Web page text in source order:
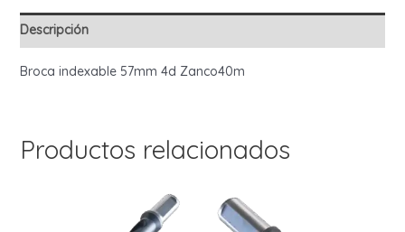
Descripción
Broca indexable 57mm 4d Zanco40m
Productos relacionados